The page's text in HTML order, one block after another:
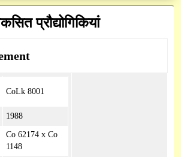
Technology Management Unit
पुस्तकें / मैनुअल
रिसर्च फ्रेमवर्क दस्तावेज़
प्रशासनिक
AEBAS
SSCNARS
mKisan
KVK Network
पेमेंट गेटवे
Unified eSupport System
सन्देश
निर्देशिका
आरटीआई आधिकारी
सतर्कता अधिकारी
प्रौद्योगिकियां
CoLk 8001
1988
Co 62174 x Co
1148